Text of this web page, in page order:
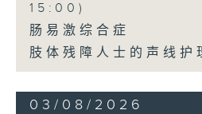
15:00)
肠易激综合症
肢体残障人士的声线护
03/08/2026